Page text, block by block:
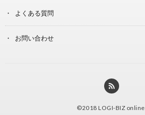
よくある質問
お問い合わせ
©2018 LOGI-BIZ online